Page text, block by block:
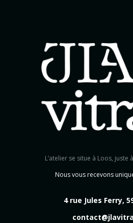
L’atelier se situe à Loos, juste
Nous vous recevons
4 rue Jules Ferry,